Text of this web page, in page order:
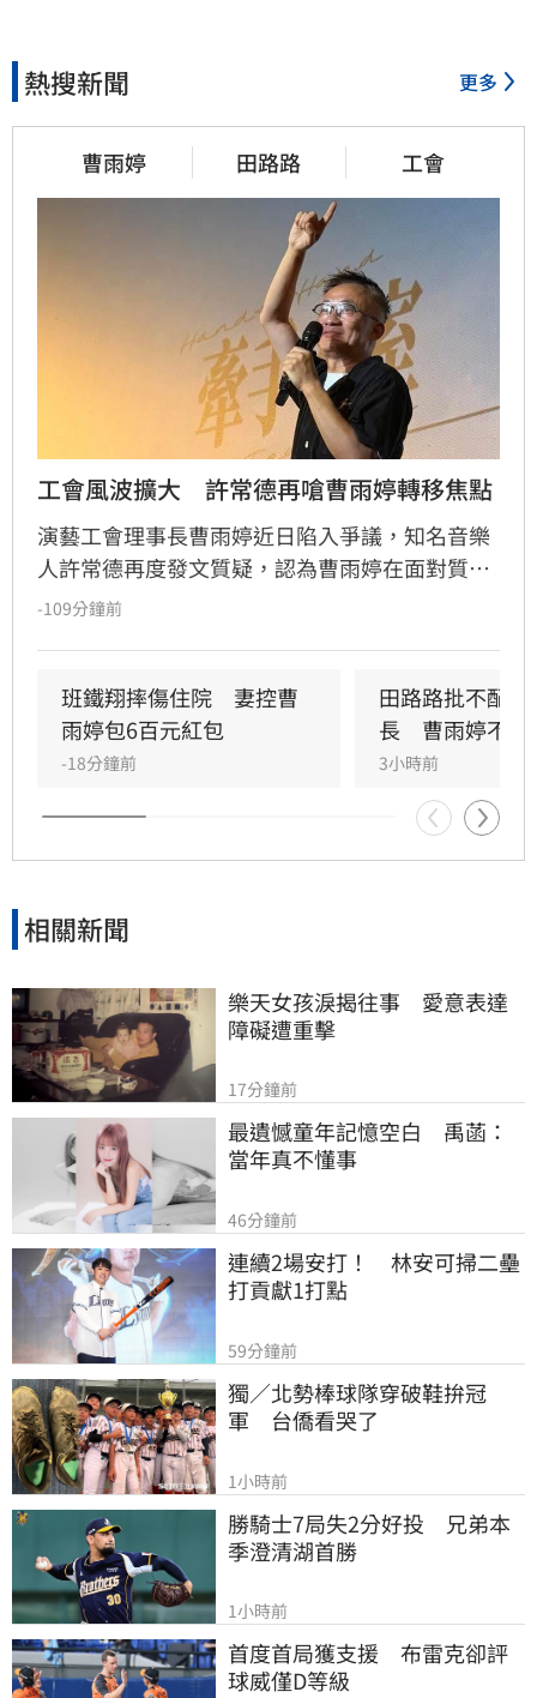
熱搜新聞 更多
曹雨婷 田路路 工會
工會風波擴大　許常德再嗆曹雨婷轉移焦點
演藝工會理事長曹雨婷近日陷入爭議，知名音樂
人許常德再度發文質疑，認為曹雨婷在面對質疑
時，不應反問資深藝人池秋美關於田路路協助的
外界關注工會運作屬合理公共討論，核心在於工
會是否善盡職責，而非轉移焦點至個別藝人身
上。由於曹雨婷曾主動表示協助田路路，隨後引
發外界檢視工會作為，許常德呼籲曹雨婷應公開
說明近年會務內容，包括會費、企業贊助與政府
補助等經費運用情形，確保財務透明公開，才能
員權益獲得實質保障與完善照顧。
-109分鐘前
班鐵翔摔傷住院　妻控曹
雨婷包6百元紅包
-18分鐘前
田路路批不配
長　曹雨婷不忍
3小時前
相關新聞
樂天女孩淚揭往事　愛意表達
障礙遭重擊
17分鐘前
最遺憾童年記憶空白　禹菡：
當年真不懂事
46分鐘前
連續2場安打！　林安可掃二壘
打貢獻1打點
59分鐘前
獨／北勢棒球隊穿破鞋拚冠
軍　台僑看哭了
1小時前
勝騎士7局失2分好投　兄弟本
季澄清湖首勝
1小時前
首度首局獲支援　布雷克卻評
球威僅D等級